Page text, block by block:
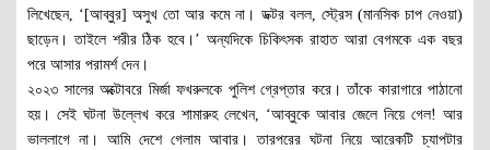
লিখেছেন, ‘[আব্বুর] অসুখ তো আর কমে না। ডক্টর বলল, স্ট্রেস (মানসিক চাপ নেওয়া)
ছাড়েন। তাইলে শরীর ঠিক হবে।’ অন্যদিকে চিকিৎসক রাহাত আরা বেগমকে এক বছর
পরে আসার পরামর্শ দেন।
২০২৩ সালের অক্টোবরে মির্জা ফখরুলকে পুলিশ গ্রেপ্তার করে। তাঁকে কারাগারে পাঠানো
হয়। সেই ঘটনা উল্লেখ করে শামারুহ লেখেন, ‘আব্বুকে আবার জেলে নিয়ে গেল! আর
ভাললাগে না। আমি দেশে গেলাম আবার। তারপরের ঘটনা নিয়ে আরেকটি চ্যাপটার